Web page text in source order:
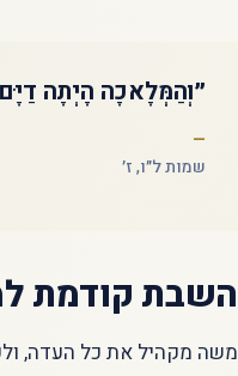
״וְהַמְּלָאכָה הָיְתָה
שמות ל״ו, ז׳
השבת קודמת
משה מקהיל את כל העדה,